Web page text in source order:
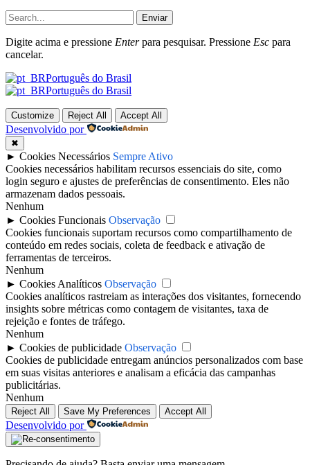
Enviar
Digite acima e pressione Enterpara pesquisar. Pressione Esc para
cancelar.
Português do Brasil
Português do Brasil
Customize Reject All Accept All
Desenvolvido por
✖
► Cookies Necessários Sempre Ativo
Cookies necessários habilitam recursos essenciais do site, como
login seguro e ajustes de preferências de consentimento. Eles não
armazenam dados pessoais.
Nenhum
► Cookies Funcionais Observação
Cookies funcionais suportam recursos como compartilhamento de
conteúdo em redes sociais, coleta de feedback e ativação de
ferramentas de terceiros.
Nenhum
► Cookies Analíticos Observação
Cookies analíticos rastreiam as interações dos visitantes, fornecendo
insights sobre métricas como contagem de visitantes, taxa de
rejeição e fontes de tráfego.
Nenhum
► Cookies de publicidade Observação
Cookies de publicidade entregam anúncios personalizados com base
em suas visitas anteriores e analisam a eficácia das campanhas
publicitárias.
Nenhum
Reject All Save My Preferences Accept All
Desenvolvido por